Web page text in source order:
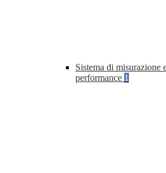
Sistema di misurazione
performance 1